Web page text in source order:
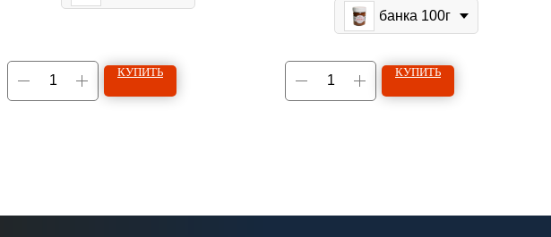
КУПИТЬ
банка 100г
КУПИТЬ